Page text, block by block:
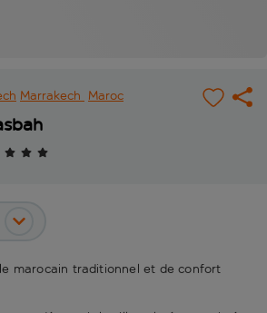
Marrakech Maroc
marocain traditionnel et de confort